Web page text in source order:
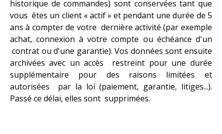
historique de commandes) sont conservées tant que
vous êtes un client « actif » et pendant une durée de 5
ans à compter de votre dernière activité (par exemple
achat, connexion à votre compte ou échéance d'un
contrat ou d'une garantie). Vos données sont ensuite
archivées avec un accès restreint pour une durée
supplémentaire pour des raisons limitées et
autorisées par la loi (paiement, garantie, litiges...).
Passé ce délai, elles sont supprimées.